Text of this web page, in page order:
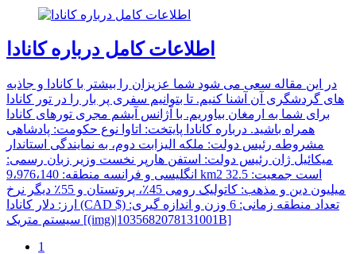
اطلاعات کامل درباره کانادا
در این مقاله سعی می شود شما عزیزان را بیشتر با کانادا و جاذبه
های گردشگری آن آشنا کنیم. تا بتوانیم سفری پر بار را در تور کانادا
برای شما به ارمغان بیاوریم. با آژانس آیشم مجری تورهای کانادا
همراه باشید. درباره کانادا پایتخت: اتاوا نوع حکومت: پادشاهی
مشروطه رئیس دولت: ملکه الیزابت دوم، به نمایندگی استاندار
میکائیل ژان رئیس دولت: استفن هارپر نخست وزیر زبان رسمی:
انگلیسی و فرانسه منطقه: 9،976،140 km2 است جمعیت: 32.5
میلیون دین و مذهب: کاتولیک رومی 45٪، پروتستان و 55٪ دیگر نرخ
ارز: دلار کانادا (CAD $) تعداد منطقه زمانی: 6 وزن و اندازه گیری:
سیستم متریک [(img)|1035682078131001B]
1